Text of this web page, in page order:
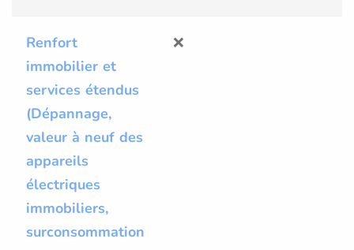
Renfort
immobilier et
services étendus
(Dépannage,
valeur à neuf des
appareils
électriques
immobiliers,
surconsommation
❌